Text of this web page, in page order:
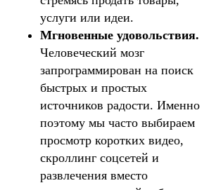
услуги или идеи.
Мгновенные удовольствия.
Человеческий мозг
запрограммирован на поиск
быстрых и простых
источников радости. Именно
поэтому мы часто выбираем
просмотр коротких видео,
скроллинг соцсетей и
развлечения вместо